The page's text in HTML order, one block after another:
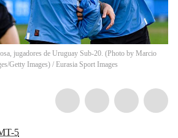
jugadores de Uruguay Sub-20. (Photo by Marcio
Getty Images) / Eurasia Sport Images
5